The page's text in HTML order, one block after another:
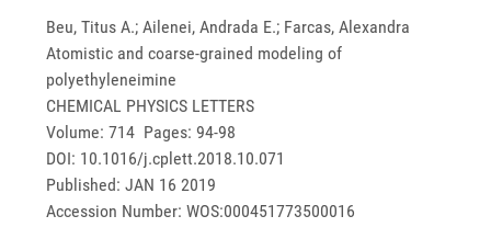
Beu, Titus A.; Ailenei, Andrada E.; Farcas, Alexandra
Atomistic and coarse-grained modeling of
polyethyleneimine
CHEMICAL PHYSICS LETTERS
Volume: 714 Pages: 94-98
DOI: 10.1016/j.cplett.2018.10.071
Published: JAN 16 2019
Accession Number: WOS:000451773500016